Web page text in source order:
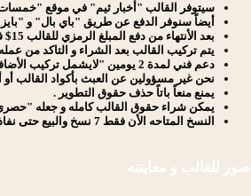
سيتوفر القالب "أخبار ثيم" في موقع "خمسات"
أيضاً سنوفر الدفع عن طريق "باي بال" و
بعد الأنتهاء من دفع المبلغ الرمزي للقالب 15$ فقط سيتم تسلميمك شرح فيديو مع القالب يوضح لك كيفية وضع الأخبار فيه بشكل مرتب وسلس .
يتم تركيب القالب بعد الشراء و التاكد من
دعم فني لمدة 2 يومين "لايشمل تركيب الأضافات أو التعديل على الأضافات " .
نحن غير مسؤولين عن العبث بأكواد القالب أو
يمنع منعاً باتاً حذف حقوق التطوير .
يمكن شراء حقوق القالب كامله و جعله "حصري"
النسخ المتاحه الأن فقط 7 نسخ والبيع حتى نفاذ الكمية ! .
صور للقالب و معاينته